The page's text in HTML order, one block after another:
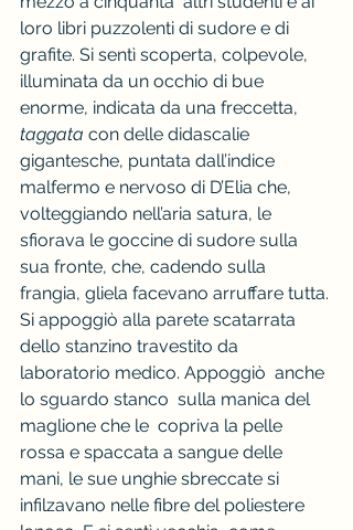
loro libri puzzolenti di sudore e di
grafite. Si sentì scoperta, colpevole,
illuminata da un occhio di bue
enorme, indicata da una freccetta,
taggata con delle didascalie
gigantesche, puntata dall’indice
malfermo e nervoso di D’Elia che,
volteggiando nell’aria satura, le
sfiorava le goccine di sudore sulla
sua fronte, che, cadendo sulla
frangia, gliela facevano arruffare tutta.
Si appoggiò alla parete scatarrata
dello stanzino travestito da
laboratorio medico. Appoggiò  anche
lo sguardo stanco  sulla manica del
maglione che le  copriva la pelle
rossa e spaccata a sangue delle
mani, le sue unghie sbreccate si
infilzavano nelle fibre del poliestere